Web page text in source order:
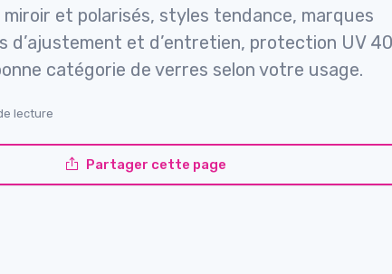
miroir et polarisés, styles tendance, marques
d’ajustement et d’entretien, protection UV
catégorie de verres selon votre usage.
lecture
Partager cette page